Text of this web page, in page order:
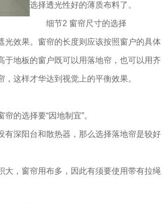
选择透光性好的薄质布料了。
细节2 窗帘尺寸的选择
光效果。窗帘的长度则应该按照窗户的具体
地板的窗户既可以用落地帘，也可以用齐
这样才华达到视觉上的平衡效果。
的选择要“因地制宜”。
有深阳台和散热器，那么选择落地帘是较好
，窗帘用布多，因此有须要使用带有拉绳